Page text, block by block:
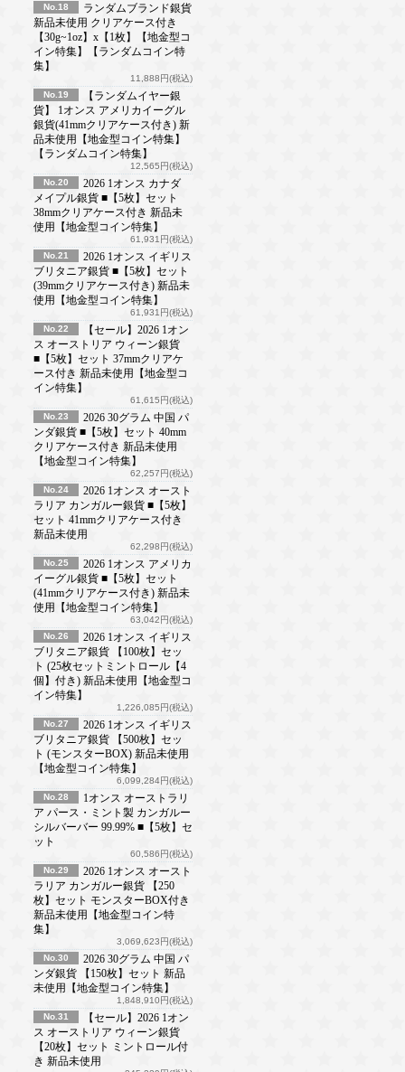
No.18
ランダムブランド銀貨
新品未使用 クリアケース付き
【30g~1oz】x【1枚】【地金型コ
イン特集】【ランダムコイン特
集】
11,888円(税込)
No.19
【ランダムイヤー銀
貨】 1オンス アメリカイーグル
銀貨(41mmクリアケース付き) 新
品未使用【地金型コイン特集】
【ランダムコイン特集】
12,565円(税込)
No.20
2026 1オンス カナダ
メイプル銀貨 ■【5枚】セット
38mmクリアケース付き 新品未
使用【地金型コイン特集】
61,931円(税込)
No.21
2026 1オンス イギリス
ブリタニア銀貨 ■【5枚】セット
(39mmクリアケース付き) 新品未
使用【地金型コイン特集】
61,931円(税込)
No.22
【セール】2026 1オン
ス オーストリア ウィーン銀貨
■【5枚】セット 37mmクリアケ
ース付き 新品未使用【地金型コ
イン特集】
61,615円(税込)
No.23
2026 30グラム 中国 パ
ンダ銀貨 ■【5枚】セット 40mm
クリアケース付き 新品未使用
【地金型コイン特集】
62,257円(税込)
No.24
2026 1オンス オースト
ラリア カンガルー銀貨 ■【5枚】
セット 41mmクリアケース付き
新品未使用
62,298円(税込)
No.25
2026 1オンス アメリカ
イーグル銀貨 ■【5枚】セット
(41mmクリアケース付き) 新品未
使用【地金型コイン特集】
63,042円(税込)
No.26
2026 1オンス イギリス
ブリタニア銀貨 【100枚】セッ
ト (25枚セットミントロール【4
個】付き) 新品未使用【地金型コ
イン特集】
1,226,085円(税込)
No.27
2026 1オンス イギリス
ブリタニア銀貨 【500枚】セッ
ト (モンスターBOX) 新品未使用
【地金型コイン特集】
6,099,284円(税込)
No.28
1オンス オーストラリ
ア パース・ミント製 カンガルー
シルバーバー 99.99% ■【5枚】セ
ット
60,586円(税込)
No.29
2026 1オンス オースト
ラリア カンガルー銀貨 【250
枚】セット モンスターBOX付き
新品未使用【地金型コイン特
集】
3,069,623円(税込)
No.30
2026 30グラム 中国 パ
ンダ銀貨 【150枚】セット 新品
未使用【地金型コイン特集】
1,848,910円(税込)
No.31
【セール】2026 1オン
ス オーストリア ウィーン銀貨
【20枚】セット ミントロール付
き 新品未使用